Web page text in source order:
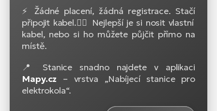
⚡ Žádné placení, žádná registrace. Stačí
připojit kabel.🚴‍♂️ Nejlepší je si nosit vlastní
kabel, nebo si ho můžete půjčit přímo na
místě.
📍 Stanice snadno najdete v aplikaci
Mapy.cz – vrstva „Nabíjecí stanice pro
elektrokola“.